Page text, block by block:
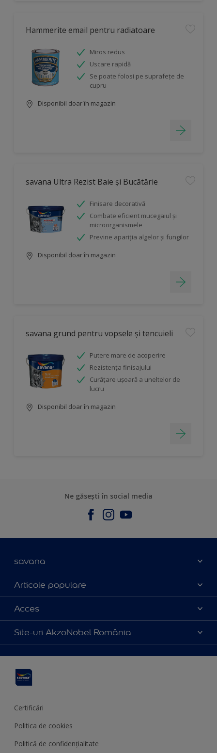
Hammerite email pentru radiatoare
Miros redus
Uscare rapidă
Se poate folosi pe suprafețe de
cupru
Disponibil doar în magazin
savana Ultra Rezist Baie și Bucătărie
Finisare decorativă
Combate eficient mucegaiul şi
microorganismele
Previne apariția algelor și fungilor
Disponibil doar în magazin
savana grund pentru vopsele și tencuieli
Putere mare de acoperire
Rezistența finisajului
Curăţare uşoară a uneltelor de
lucru
Disponibil doar în magazin
Ne găsești în social media
savana
Contact
Parteneri
Certificări
Articole populare
Culoarea anului 2025
Produse
Sfaturi utile
Acces
Politica de cookies
Termeni și condiții
Termeni de utilizare
Site-uri AkzoNobel România
Hammerite
Certificări
Politica de cookies
Politică de confidențialitate